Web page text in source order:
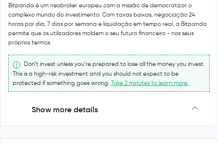
Bitpanda é um neobroker europeu com a missão de democratizar o
complexo mundo do investimento. Com taxas baixas, negociação 24
horas por dia, 7 dias por semana e liquidação em tempo real, a Bitpanda
permite que os utilizadores moldem o seu futuro financeiro - nos seus
próprios termos.
Don’t invest unless you’re prepared to lose all the money you invest.
This is a high-risk investment and you should not expect to be
protected if something goes wrong. Take 2 minutes to learn more.
Show more details